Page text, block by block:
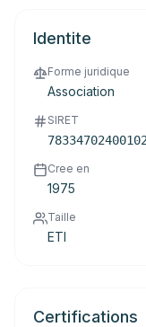
Identite
Forme juridique
Association
SIRET
78334702400102
Cree en
1975
Taille
ETI
Certifications